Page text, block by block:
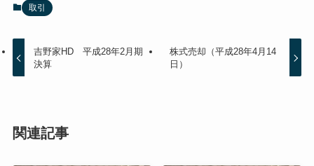
取引
吉野家HD 平成28年2月期
決算
株式売却（平成28年4月14
日）
関連記事